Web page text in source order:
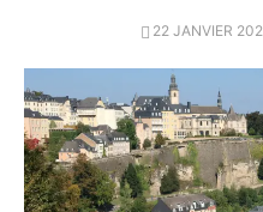
POSTED
22 JANVIER